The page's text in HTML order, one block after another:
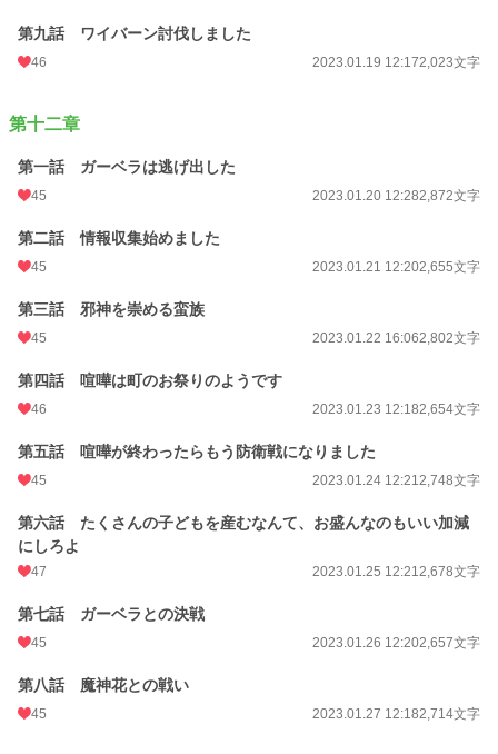
第九話 ワイバーン討伐しました
46 2023.01.19 12:172,023文字
第十二章
第一話 ガーベラは逃げ出した
45 2023.01.20 12:282,872文字
第二話 情報収集始めました
45 2023.01.21 12:202,655文字
第三話 邪神を崇める蛮族
45 2023.01.22 16:062,802文字
第四話 喧嘩は町のお祭りのようです
46 2023.01.23 12:182,654文字
第五話 喧嘩が終わったらもう防衛戦になりました
45 2023.01.24 12:212,748文字
第六話 たくさんの子どもを産むなんて、お盛んなのもいい加減
にしろよ
47 2023.01.25 12:212,678文字
第七話 ガーベラとの決戦
45 2023.01.26 12:202,657文字
第八話 魔神花との戦い
45 2023.01.27 12:182,714文字